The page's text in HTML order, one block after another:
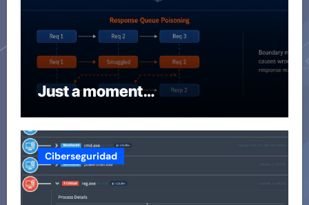
Just a moment…
Ciberseguridad